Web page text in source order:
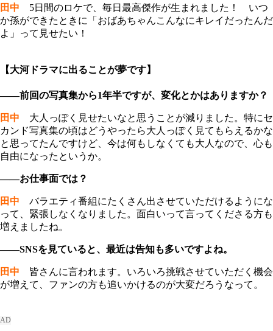
田中 5日間のロケで、毎日最高傑作が生まれました！ いつ
か孫ができたときに「おばあちゃんこんなにキレイだったんだ
よ」って見せたい！
【大河ドラマに出ることが夢です】
――前回の写真集から1年半ですが、変化とかはありますか？
田中 大人っぽく見せたいなと思うことが減りました。特にセ
カンド写真集の頃はどうやったら大人っぽく見てもらえるかな
と思ってたんですけど、今は何もしなくても大人なので、心も
自由になったというか。
――お仕事面では？
田中 バラエティ番組にたくさん出させていただけるようにな
って、緊張しなくなりました。面白いって言ってくださる方も
増えましたね。
――SNSを見ていると、最近は告知も多いですよね。
田中 皆さんに言われます。いろいろ挑戦させていただく機会
が増えて、ファンの方も追いかけるのが大変だろうなって。